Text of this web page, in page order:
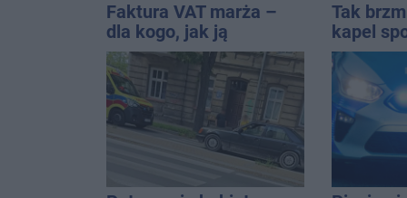
Faktura VAT marża –
dla kogo, jak ją
wystawić i jak rozliczyć
Tak
kapel